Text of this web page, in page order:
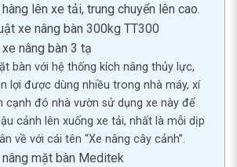
lên xe tải, trung chuyển lên cao.
xe nâng bàn 300kg TT300
nâng bàn 3 tạ
bàn với hệ thống kích nâng thủy lực,
lợi được dùng nhiều trong nhà máy, xí
cạnh đó nhà vườn sử dụng xe này để
cảnh lên xuống xe tải, nhất là mỗi dịp
về với cái tên “Xe nâng cây cảnh”.
mặt bàn Meditek